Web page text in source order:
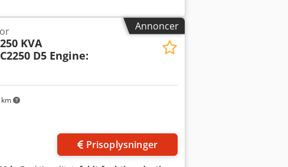
Annoncer
KVA
C2250 D5 Engine:
Prisoplysninger